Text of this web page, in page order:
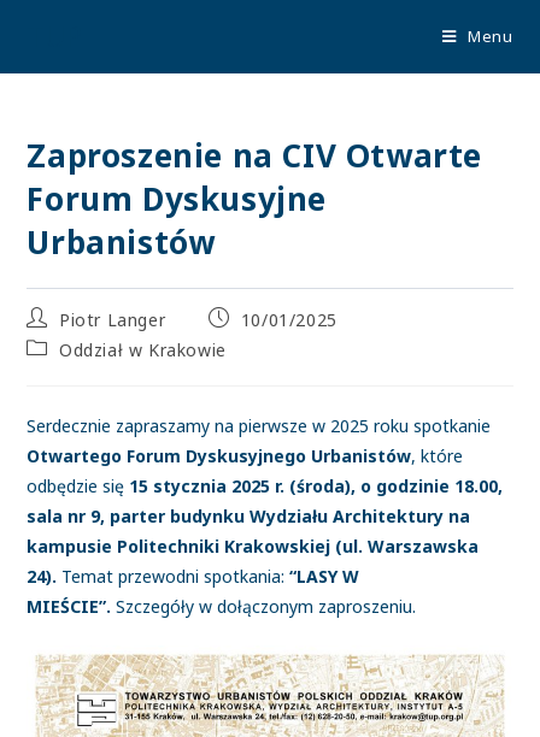
Menu
Zaproszenie na CIV Otwarte
Forum Dyskusyjne
Urbanistów
Piotr Langer
10/01/2025
Oddział w Krakowie
Serdecznie zapraszamy na pierwsze w 2025 roku spotkanie
Otwartego Forum Dyskusyjnego Urbanistów, które
odbędzie się 15 stycznia 2025 r. (środa), o godzinie 18.00,
sala nr 9, parter budynku Wydziału Architektury na
kampusie Politechniki Krakowskiej (ul. Warszawska
24). Temat przewodni spotkania: “LASY W
MIEŚCIE”.Szczegóły w dołączonym zaproszeniu.